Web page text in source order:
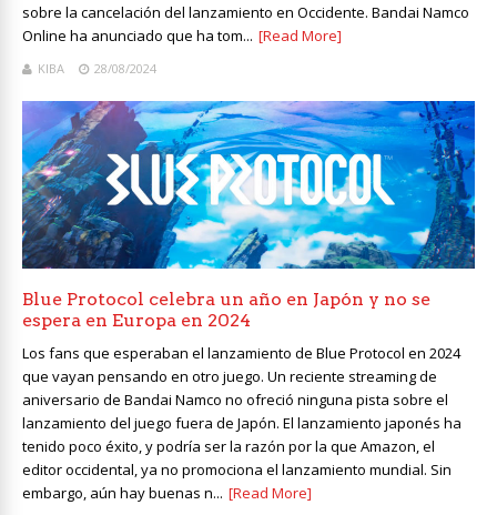
sobre la cancelación del lanzamiento en Occidente. Bandai Namco
Online ha anunciado que ha tom... [Read More]
KIBA 28/08/2024
Blue Protocol celebra un año en Japón y no se
espera en Europa en 2024
Los fans que esperaban el lanzamiento de Blue Protocol en 2024
que vayan pensando en otro juego. Un reciente streaming de
aniversario de Bandai Namco no ofreció ninguna pista sobre el
lanzamiento del juego fuera de Japón. El lanzamiento japonés ha
tenido poco éxito, y podría ser la razón por la que Amazon, el
editor occidental, ya no promociona el lanzamiento mundial. Sin
embargo, aún hay buenas n... [Read More]